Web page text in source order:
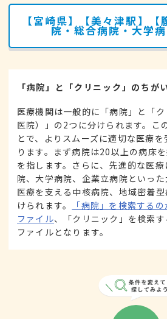
【宮崎県】【美々津駅】【
院・総合病院・大学
「病院」と「クリニック」のちが
医療機関は一般的に「病院」と「ク
医院）」の2つに分けられます。こ
とで、よりスムーズに適切な医療
ります。まず病院は20以上の病床
を指します。さらに、先進的な医
院、大学病院、企業立病院といっ
医療を支える中核病院、地域密着
けられます。
「病院」を検索する
ファイル、「クリニック」を検索す
ファイルとなります。